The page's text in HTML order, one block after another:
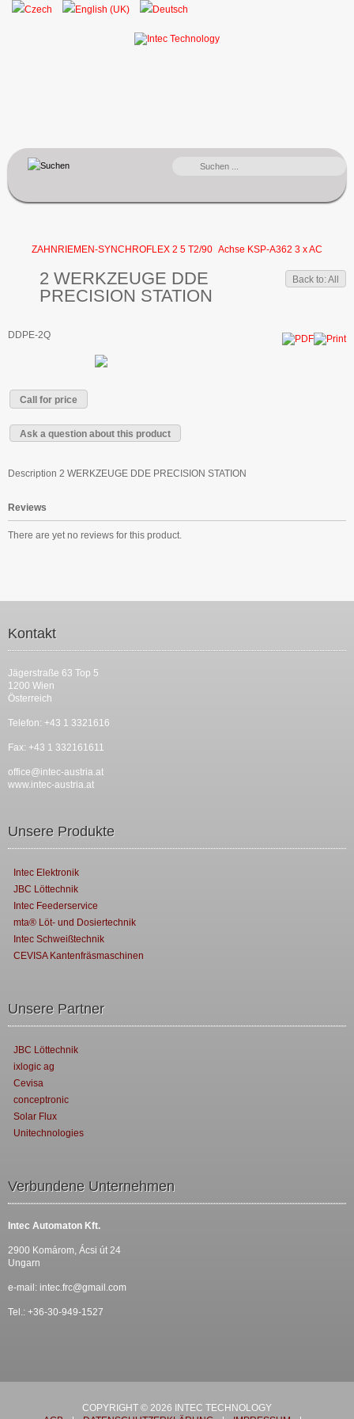
SUCHEN
ZAHNRIEMEN-SYNCHROFLEX 2 5 T2/90 Achse KSP-A362 3 x AC
Back to: All
2 WERKZEUGE DDE
PRECISION STATION
DDPE-2Q
Call for price
Ask a question about this product
Description 2 WERKZEUGE DDE PRECISION STATION
Reviews
There are yet no reviews for this product.
Kontakt
Jägerstraße 63 Top 5
1200 Wien
Österreich
Telefon: +43 1 3321616
Fax: +43 1 332161611
office@intec-austria.at
www.intec-austria.at
Unsere Produkte
Intec Elektronik
JBC Löttechnik
Intec Feederservice
mta® Löt- und Dosiertechnik
Intec Schweißtechnik
CEVISA Kantenfräsmaschinen
Unsere Partner
JBC Löttechnik
ixlogic ag
Cevisa
conceptronic
Solar Flux
Unitechnologies
Verbundene Unternehmen
Intec Automaton Kft.
2900 Komárom, Ácsi út 24
Ungarn
e-mail: intec.frc@gmail.com
Tel.: +36-30-949-1527
COPYRIGHT © 2026 INTEC TECHNOLOGY